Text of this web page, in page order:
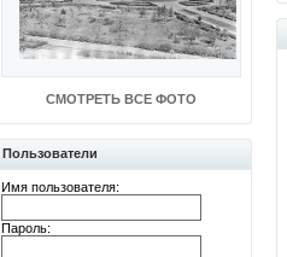
СМОТРЕТЬ ВСЕ ФОТО
Пользователи
Имя пользователя:
Пароль: